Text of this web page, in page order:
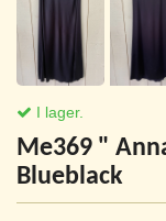
I lager.
Me369 "
Blueblack